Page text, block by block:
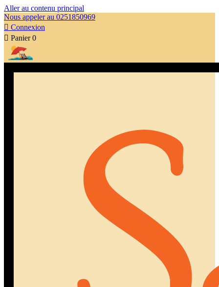
Aller au contenu principal
Nous appeler au 0251850969
 Connexion
 Panier 0